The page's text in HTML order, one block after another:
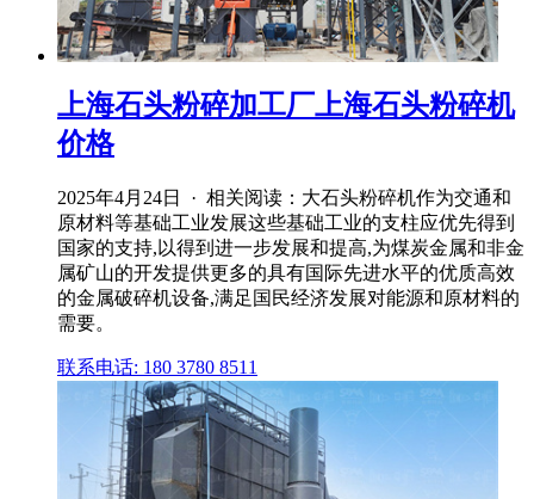
上海石头粉碎加工厂上海石头粉碎机
价格
2025年4月24日 · 相关阅读：大石头粉碎机作为交通和
原材料等基础工业发展这些基础工业的支柱应优先得到
国家的支持,以得到进一步发展和提高,为煤炭金属和非金
属矿山的开发提供更多的具有国际先进水平的优质高效
的金属破碎机设备,满足国民经济发展对能源和原材料的
需要。
联系电话: 180 3780 8511